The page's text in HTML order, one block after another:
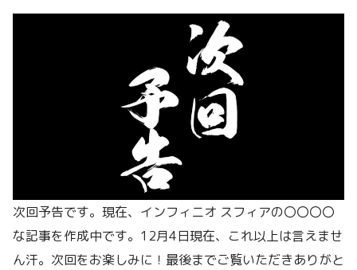
次回予告です。現在、インフィニオ スフィアの〇〇〇〇
な記事を作成中です。12月4日現在、これ以上は言えませ
ん汗。次回をお楽しみに！最後までご覧いただきありがと